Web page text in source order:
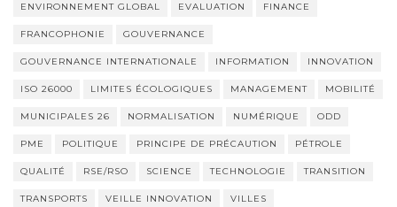
ENVIRONNEMENT GLOBAL EVALUATION FINANCE
FRANCOPHONIE GOUVERNANCE
GOUVERNANCE INTERNATIONALE INFORMATION INNOVATION
ISO 26000 LIMITES ÉCOLOGIQUES MANAGEMENT MOBILITÉ
MUNICIPALES 26 NORMALISATION NUMÉRIQUE ODD
PME POLITIQUE PRINCIPE DE PRÉCAUTION PÉTROLE
QUALITÉ RSE/RSO SCIENCE TECHNOLOGIE TRANSITION
TRANSPORTS VEILLE INNOVATION VILLES